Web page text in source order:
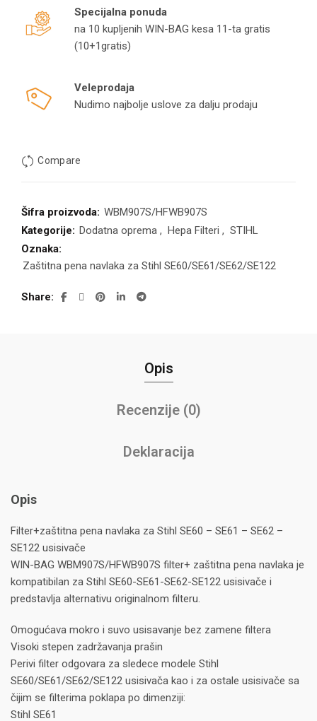
Specijalna ponuda
na 10 kupljenih WIN-BAG kesa 11-ta gratis
(10+1gratis)
Veleprodaja
Nudimo najbolje uslove za dalju prodaju
Compare
Šifra proizvoda: WBM907S/HFWB907S
Kategorije: Dodatna oprema , Hepa Filteri , STIHL
Oznaka:
Zaštitna pena navlaka za Stihl SE60/SE61/SE62/SE122
Share
Opis
Recenzije (0)
Deklaracija
Opis
Filter+zaštitna pena navlaka za Stihl SE60 – SE61 – SE62 –
SE122 usisivače
WIN-BAG WBM907S/HFWB907S filter+ zaštitna pena navlaka je
kompatibilan za Stihl SE60-SE61-SE62-SE122 usisivače i
predstavlja alternativu originalnom filteru.
Omogućava mokro i suvo usisavanje bez zamene filtera
Visoki stepen zadržavanja prašin
Perivi filter odgovara za sledece modele Stihl
SE60/SE61/SE62/SE122 usisivača kao i za ostale usisivače sa
čijim se filterima poklapa po dimenziji:
Stihl SE61